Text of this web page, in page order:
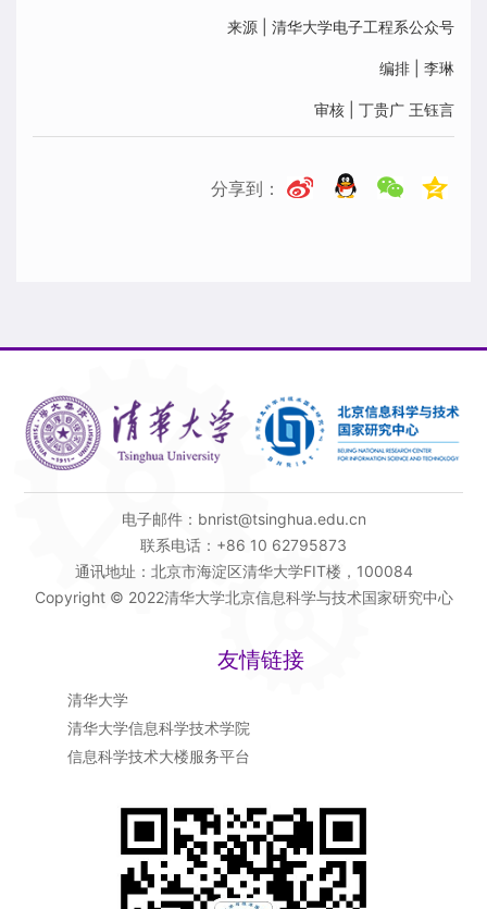
来源 | 清华大学电子工程系公众号
编排 | 李琳
审核 | 丁贵广 王钰言
分享到：
电子邮件：bnrist@tsinghua.edu.cn
联系电话：+86 10 62795873
通讯地址：北京市海淀区清华大学FIT楼，100084
Copyright © 2022清华大学北京信息科学与技术国家研究中心
友情链接
清华大学
清华大学信息科学技术学院
信息科学技术大楼服务平台